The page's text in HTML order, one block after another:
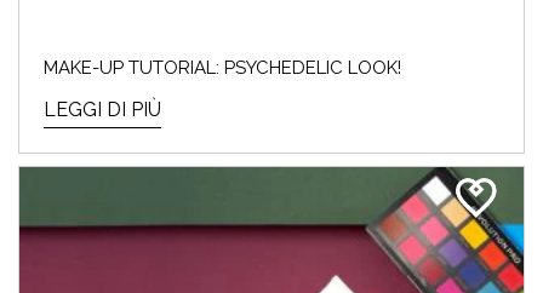
MAKE-UP TUTORIAL: PSYCHEDELIC LOOK!
LEGGI DI PIÙ